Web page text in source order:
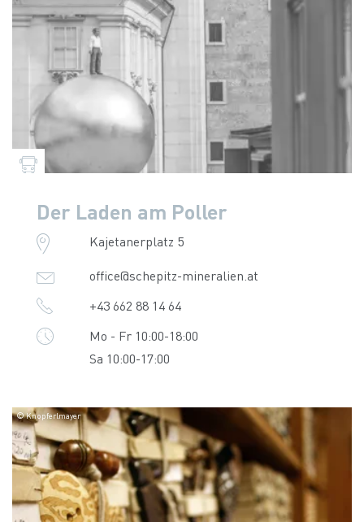
Der Laden am Poller
Kajetanerplatz 5
office@schepitz-mineralien.at
+43 662 88 14 64
Mo - Fr 10:00-18:00
Sa 10:00-17:00
© Knopferlmayer